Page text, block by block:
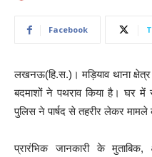
Facebook
लखनऊ(हि.स.)। मड़ियाव थाना क्षेत्र
बदमाशों ने पथराव किया है। घर
पुलिस ने पार्षद से तहरीर लेकर
प्रारंभिक जानकारी के